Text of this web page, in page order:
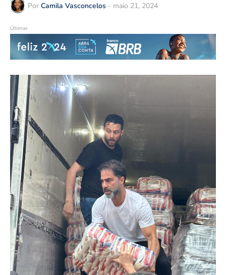
Por Camila Vasconcelos - maio 21, 2024
Últimas